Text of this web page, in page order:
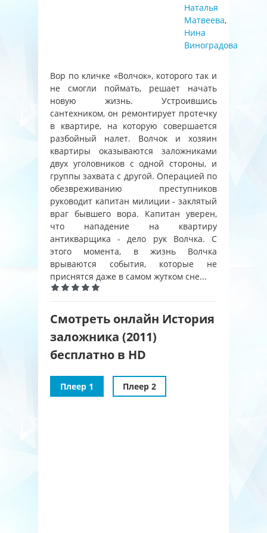
Наталья
Матвеева,
Нина
Виноградова
Вор по кличке «Волчок», которого так и
не смогли поймать, решает начать
новую жизнь. Устроившись
сантехником, он ремонтирует протечку
в квартире, на которую совершается
разбойный налет. Волчок и хозяин
квартиры оказываются заложниками
двух уголовников с одной стороны, и
группы захвата с другой. Операцией по
обезвреживанию преступников
руководит капитан милиции - заклятый
враг бывшего вора. Капитан уверен,
что нападение на квартиру
антикварщика - дело рук Волчка. С
этого момента, в жизнь Волчка
врываются события, которые не
приснятся даже в самом жутком сне...
Смотреть онлайн История
заложника (2011)
бесплатно в HD
Плеер 1 Плеер 2